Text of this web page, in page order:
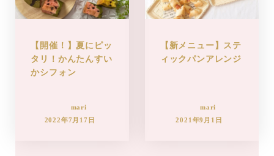
【開催！】夏にピッ
タリ！かんたんすい
かシフォン
mari
2022年7月17日
【新メニュー】ステ
ィックパンアレンジ
mari
2021年9月1日